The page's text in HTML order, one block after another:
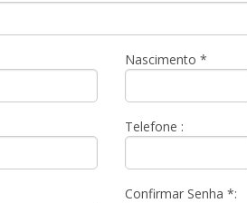
Nascimento *
Telefone :
Confirmar Senha *: